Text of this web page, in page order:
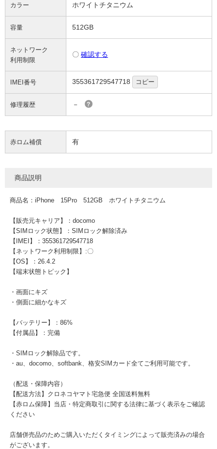
カラー ホワイトチタニウム
容量 512GB
ネットワーク
利用制限
〇 確認する
IMEI番号 355361729547718 コピー
修理履歴 － ?
赤ロム補償 有
商品説明
商品名：iPhone 15Pro 512GB ホワイトチタニウム
【販売元キャリア】：docomo
【SIMロック状態】：SIMロック解除済み
【IMEI】：355361729547718
【ネットワーク利用制限】:〇
【OS】：26.4.2
【端末状態トピック】
・画面にキズ
・側面に細かなキズ
【バッテリー】：86%
【付属品】：完備
・SIMロック解除品です。
・au、docomo、softbank、格安SIMカード全てご利用可能です。
（配送・保障内容）
【配送方法】クロネコヤマト宅急便 全国送料無料
【赤ロム保障】当店・特定商取引に関する法律に基づく表示をご確認
ください
店舗併売品のためご購入いただくタイミングによって販売済みの場合
がございます。